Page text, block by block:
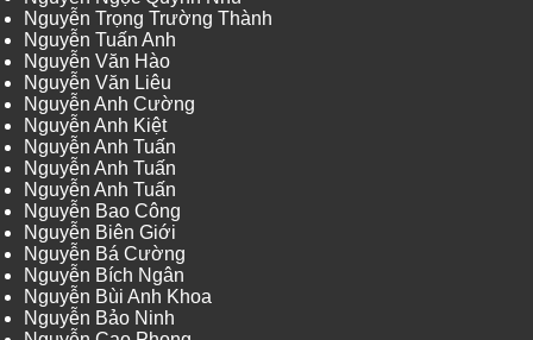
Nguyễn Trọng Trường Thành
Nguyễn Tuấn Anh
Nguyễn Văn Hào
Nguyễn Văn Liêu
Nguyễn Anh Cường
Nguyễn Anh Kiệt
Nguyễn Anh Tuấn
Nguyễn Anh Tuấn
Nguyễn Anh Tuấn
Nguyễn Bao Công
Nguyễn Biên Giới
Nguyễn Bá Cường
Nguyễn Bích Ngân
Nguyễn Bùi Anh Khoa
Nguyễn Bảo Ninh